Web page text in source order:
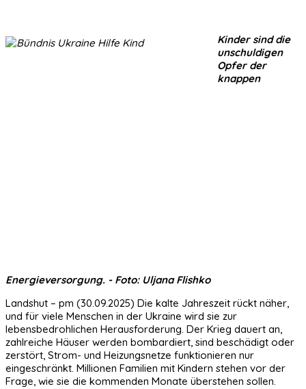
Kinder sind die
unschuldigen
Opfer der
knappen
Energieversorgung. - Foto: Uljana Flishko
Landshut – pm (30.09.2025) Die kalte Jahreszeit rückt näher,
und für viele Menschen in der Ukraine wird sie zur
lebensbedrohlichen Herausforderung. Der Krieg dauert an,
zahlreiche Häuser werden bombardiert, sind beschädigt oder
zerstört, Strom- und Heizungsnetze funktionieren nur
eingeschränkt. Millionen Familien mit Kindern stehen vor der
Frage, wie sie die kommenden Monate überstehen sollen.